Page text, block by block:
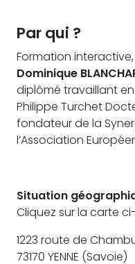
Par qui ?
Formation
Dominique
diplômé travaillant
Philippe Turchet
fondateur de la
l’Association
Situation
Cliquez sur la carte
1223 route de
73170 YENNE (Savoie)